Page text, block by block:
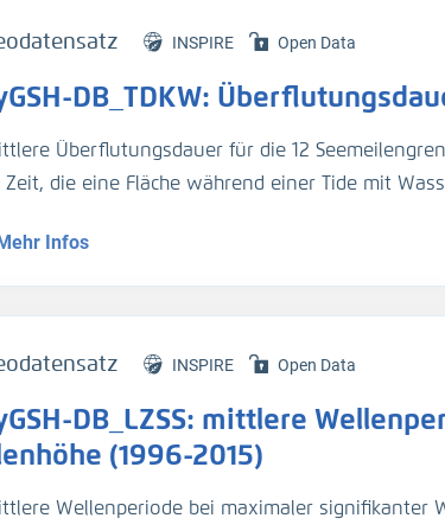
INSPIRE Open Data
DB_TDKW:
Überflutungsdauer für die 12
Zeit, die eine Fläche während einer Tide mit
Beschreibung der Analysemodi befindet
).
R., et.al., (2019), Validierungsdokument -
J., et.al., (2020), Flächenhafte Analysen
R., Plüß, A., Ihde, R., Freund, J., Dreier, N.,
Infos
INSPIRE Open Data
DB_LZSS: mittlere
(1996-2015)
Wellenperiode bei maximaler signifikanter